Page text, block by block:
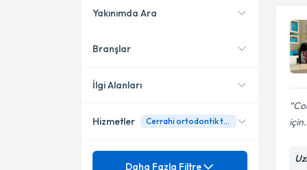
Atakum
İlkadım
Yakınımda Ara
Konumuma yakın uzmanları
Branşlar
Diş Hekimi
Ortodonti (Çene-Diş
Bozuklukları)
İlgi Alanları
Önleyici ortodontik tedavi
Hizmetler Cerrahi ortodontik tedaviler
Mezuniyet
Daha Fazla Filtre